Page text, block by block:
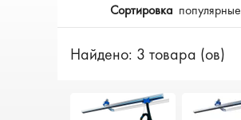
Сортировка популярные
Найдено: 3 товара (ов)